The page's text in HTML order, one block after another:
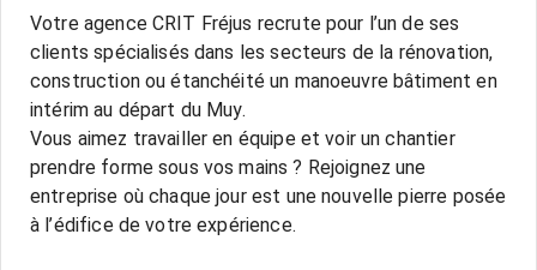
Votre agence CRIT Fréjus recrute pour l’un de ses
clients spécialisés dans les secteurs de la rénovation,
construction ou étanchéité un manoeuvre bâtiment en
intérim au départ du Muy.
Vous aimez travailler en équipe et voir un chantier
prendre forme sous vos mains ? Rejoignez une
entreprise où chaque jour est une nouvelle pierre posée
à l’édifice de votre expérience.